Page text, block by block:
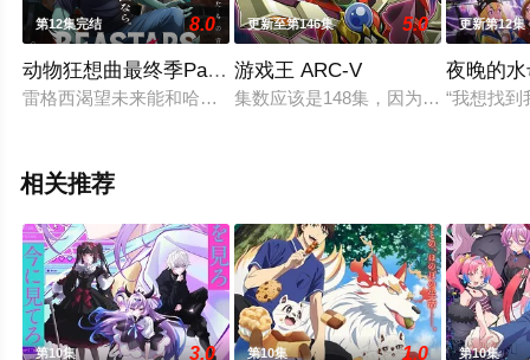
第12集完结 8.0
动物狂想曲最终季Part.2
雷格西渴望未来能和哈鲁在一起，生活在肉食动物和草食动物
更新至第146集 5.0
游戏王 ARC-V
集数应该是148集，因为正好我看完
更新第12集
夜晚的
“我想找
相关推荐
第10集 3.0 第10集 1.0 第10集